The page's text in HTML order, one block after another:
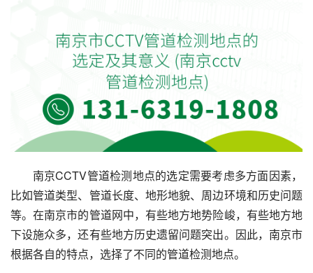
南京CCTV管道检测地点的选定需要考虑多方面因素，
比如管道类型、管道长度、地形地貌、周边环境和历史问题
等。在南京市的管道网中，有些地方地势险峻，有些地方地
下设施众多，还有些地方历史遗留问题突出。因此，南京市
根据各自的特点，选择了不同的管道检测地点。